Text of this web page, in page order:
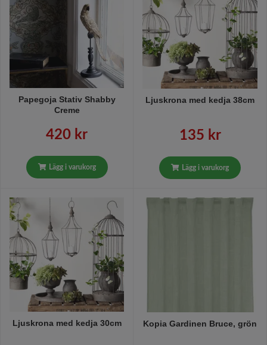
Papegoja Stativ Shabby
Creme
420 kr
Lägg i varukorg
Ljuskrona med kedja 38cm
135 kr
Lägg i varukorg
Ljuskrona med kedja 30cm Kopia Gardinen Bruce, grön